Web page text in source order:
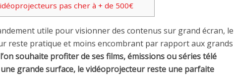
pas cher à + de 500€
utile pour visionner des contenus sur grand écran, le
reste pratique et moins encombrant par rapport aux grands
souhaite profiter de ses films, émissions ou séries télé
grande surface, le vidéoprojecteur reste une parfaite